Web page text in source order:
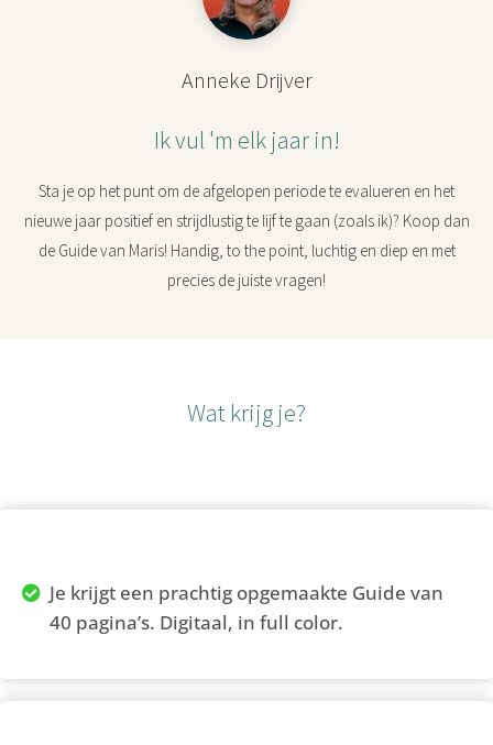
Anneke Drijver
Ik vul 'm elk jaar in!
Sta je op het punt om de afgelopen periode te evalueren en het
nieuwe jaar positief en strijdlustig te lijf te gaan (zoals ik)? Koop dan
de Guide van Maris! Handig, to the point, luchtig en diep en met
precies de juiste vragen!
Wat krijg je?
Je krijgt een prachtig opgemaakte Guide van
40 pagina’s. Digitaal, in full color.